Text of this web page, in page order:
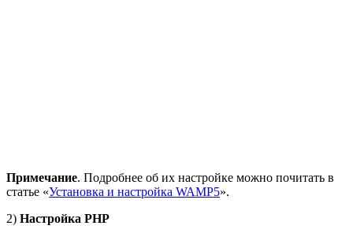
Примечание. Подробнее об их настройке можно почитать в
статье «Установка и настройка WAMP5».
2) Настройка PHP